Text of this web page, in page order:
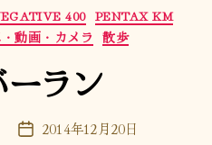
カ
テ
ゴ
ー
400 PENTAX KM
動画・カメラ 散歩
ラン
投 2014年12月20日